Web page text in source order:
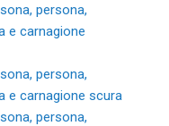
persona,
e carnagione
persona,
e carnagione scura
persona,